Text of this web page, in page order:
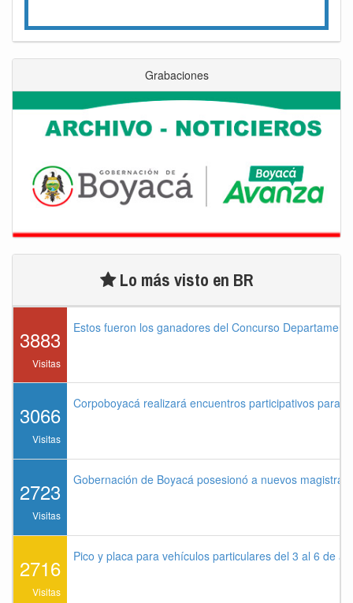
Grabaciones
Lo más visto en BR
3883
Visitas
Estos fueron los ganadores del Concurso
3066
Visitas
Corpoboyacá realizará encuentros participativos para
2723
Visitas
Gobernación de Boyacá posesionó a nuevos
2716
Visitas
Pico y placa para vehículos particulares del 3 al 6 de